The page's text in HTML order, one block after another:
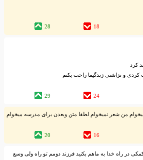
18
28
کرد
و نزاشتی زندگیما راحت بکنم
24
29
من شعر نمیخوام لطفا متن وبعدن برای مدرسه میخوام
16
20
در راه خدا به ماهم بکنید فرزند دومم تو راه ولی وسع